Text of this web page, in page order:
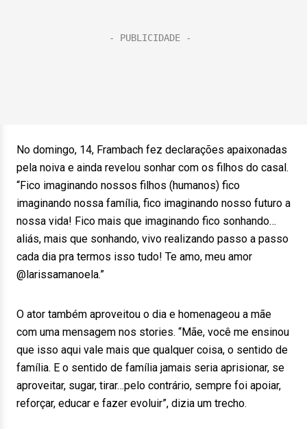
No domingo, 14, Frambach fez declarações apaixonadas
pela noiva e ainda revelou sonhar com os filhos do casal.
“Fico imaginando nossos filhos (humanos) fico
imaginando nossa família, fico imaginando nosso futuro a
nossa vida! Fico mais que imaginando fico sonhando…
aliás, mais que sonhando, vivo realizando passo a passo
cada dia pra termos isso tudo! Te amo, meu amor
@larissamanoela.”
O ator também aproveitou o dia e homenageou a mãe
com uma mensagem nos stories. “Mãe, você me ensinou
que isso aqui vale mais que qualquer coisa, o sentido de
família. E o sentido de família jamais seria aprisionar, se
aproveitar, sugar, tirar…pelo contrário, sempre foi apoiar,
reforçar, educar e fazer evoluir”, dizia um trecho.